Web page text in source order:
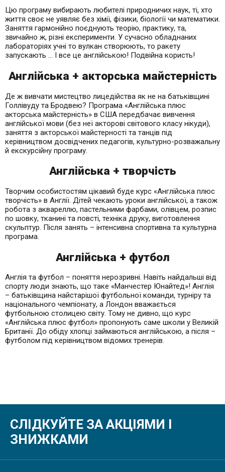
Цю програму вибирають любителі природничих наук, ті, хто
життя своє не уявляє без хімії, фізики, біології чи математики.
Заняття гармонійно поєднують теорію, практику, та,
звичайно ж, різні експерименти. У сучасно обладнаних
лабораторіях учні то вулкан створюють, то ракету
запускають … І все це англійською! Подвійна користь!
Англійська + акторська майстерність
Де ж вивчати мистецтво лицедійства як не на батьківщині
Голлівуду та Бродвею? Програма «Англійська плюс
акторська майстерність» в США передбачає вивчення
англійської мови (без неї акторові світового класу нікуди),
заняття з акторської майстерності та танців під
керівництвом досвідчених педагогів, культурно-розважальну
й екскурсійну програму.
Англійська + творчість
Творчим особистостям цікавий буде курс «Англійська плюс
творчість» в Англії. Дітей чекають уроки англійської, а також
робота з аквареллю, пастельними фарбами, олівцем, розпис
по шовку, тканині та повсті, техніка друку, виготовлення
скульптур. Після занять – інтенсивна спортивна та культурна
програма.
Англійська + футбол
Англія та футбол – поняття нерозривні. Навіть найдальші від
спорту люди знають, що таке «Манчестер Юнайтед»! Англія
– ​​батьківщина найстарішої футбольної команди, турніру та
національного чемпіонату, а Лондон вважається
футбольною столицею світу. Тому не дивно, що курс
«Англійська плюс футбол» пропонують саме школи у Великій
Британії. До обіду хлопці займаються англійською, а після –
футболом під керівництвом відомих тренерів.
СЛІДКУЙТЕ ЗА АКЦІЯМИ І
ЗНИЖКАМИ